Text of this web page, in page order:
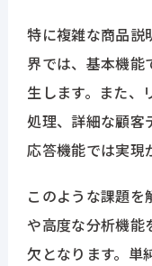
特に複雑な商品説
界では、基本機能
生します。また、
処理、詳細な顧客
応答機能では実現
このような課題を
や高度な分析機能
欠となります。単